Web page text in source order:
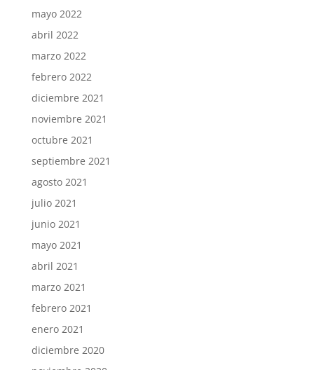
mayo 2022
abril 2022
marzo 2022
febrero 2022
diciembre 2021
noviembre 2021
octubre 2021
septiembre 2021
agosto 2021
julio 2021
junio 2021
mayo 2021
abril 2021
marzo 2021
febrero 2021
enero 2021
diciembre 2020